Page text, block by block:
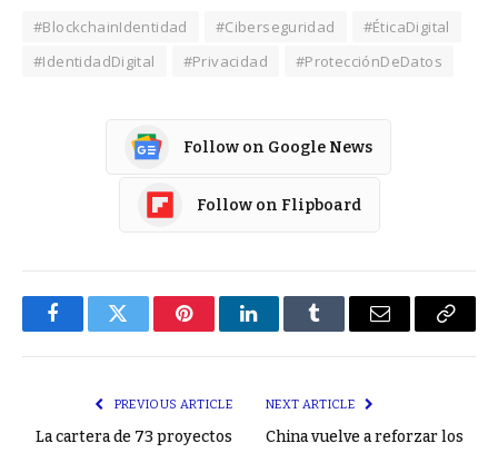
#BlockchainIdentidad #Ciberseguridad
#ÉticaDigital
#IdentidadDigital
#Privacidad #ProtecciónDeDatos
Follow on Google News
Follow on Flipboard
FacebookTwitter PinterestLinkedInTumblr Email
Copy
PREVIOUS ARTICLE
La cartera de 73 proyectos
NEXT ARTICLE
China vuelve a reforzar los